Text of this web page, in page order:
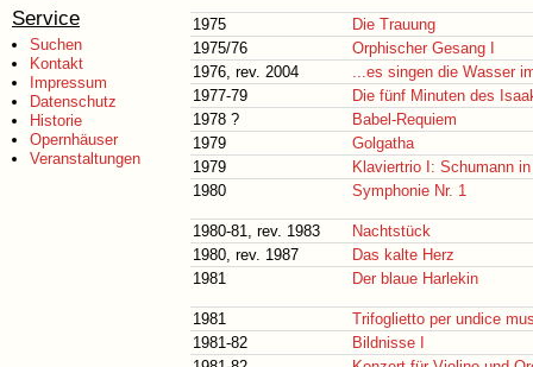
Service
Suchen
Kontakt
Impressum
Datenschutz
Historie
Opernhäuser
Veranstaltungen
1975
Die Trauung
1975/76
Orphischer Gesang I
1976, rev. 2004
...es singen die Wasser
1977-79
Die fünf Minuten des
1978 ?
Babel-Requiem
1979
Golgatha
1979
Klaviertrio I: Schumann
1980
Symphonie Nr. 1
1980-81, rev. 1983
Nachtstück
1980, rev. 1987
Das kalte Herz
1981
Der blaue Harlekin
1981
Trifoglietto per undice
1981-82
Bildnisse I